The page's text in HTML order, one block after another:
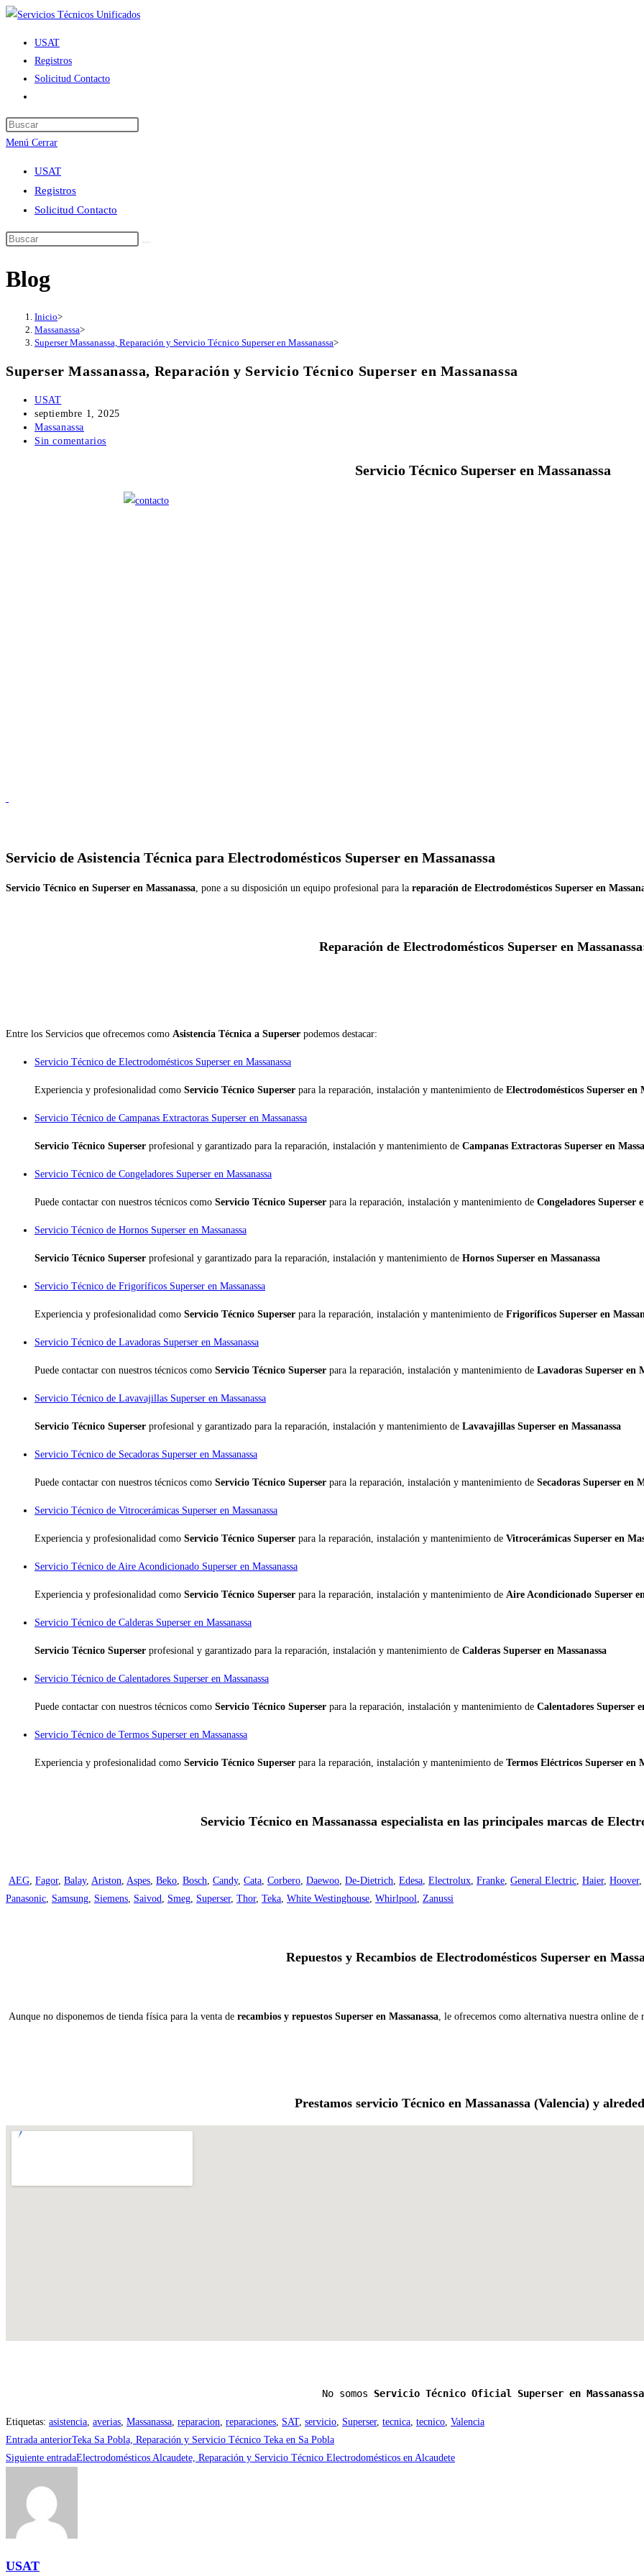
Ir
contenido
USAT
Registros
Solicitud Contacto
de
la
web
Menú Cerrar
USAT
Registros
Solicitud Contacto
Blog
Inicio>
Massanassa>
Superser Massanassa, Reparación y Servicio Técnico Superser en Massanassa>
Superser Massanassa, Reparación y Servicio Técnico Superser en Massanassa
Autor
de
la
entrada:
USAT
Publicación
de
la
septiembre 1, 2025
Categoría
de
Massanassa
Comentarios
Sin comentarios
Servicio Técnico Superser en Massanassa
Servicio de Asistencia Técnica para Electrodomésticos Superser en Massanassa
Servicio Técnico en Superser en Massanassa, pone a su disposición un equipo profesional para la reparación de Electrodomésticos Superser en
Reparación de Electrodomésticos Superser en
Entre los Servicios que ofrecemos como Asistencia Técnica a Superser podemos destacar:
Servicio Técnico de Electrodomésticos Superser en Massanassa
Experiencia y profesionalidad como Servicio Técnico Superser para la reparación, instalación y mantenimiento de Electrodomésticos Superser en
Servicio Técnico de Campanas Extractoras Superser en Massanassa
Servicio Técnico Superser profesional y garantizado para la reparación, instalación y mantenimiento de Campanas Extractoras Superser en
Servicio Técnico de Congeladores Superser en Massanassa
Puede contactar con nuestros técnicos como Servicio Técnico Superser para la reparación, instalación y mantenimiento de Congeladores Superser
Servicio Técnico de Hornos Superser en Massanassa
Servicio Técnico Superser profesional y garantizado para la reparación, instalación y mantenimiento de Hornos Superser en Massanassa
Servicio Técnico de Frigoríficos Superser en Massanassa
Experiencia y profesionalidad como Servicio Técnico Superser para la reparación, instalación y mantenimiento de Frigoríficos Superser en
Servicio Técnico de Lavadoras Superser en Massanassa
Puede contactar con nuestros técnicos como Servicio Técnico Superser para la reparación, instalación y mantenimiento de Lavadoras Superser en
Servicio Técnico de Lavavajillas Superser en Massanassa
Servicio Técnico Superser profesional y garantizado para la reparación, instalación y mantenimiento de Lavavajillas Superser en Massanassa
Servicio Técnico de Secadoras Superser en Massanassa
Puede contactar con nuestros técnicos como Servicio Técnico Superser para la reparación, instalación y mantenimiento de Secadoras Superser en
Servicio Técnico de Vitrocerámicas Superser en Massanassa
Experiencia y profesionalidad como Servicio Técnico Superser para la reparación, instalación y mantenimiento de Vitrocerámicas Superser en
Servicio Técnico de Aire Acondicionado Superser en Massanassa
Experiencia y profesionalidad como Servicio Técnico Superser para la reparación, instalación y mantenimiento de Aire Acondicionado Superser
Servicio Técnico de Calderas Superser en Massanassa
Servicio Técnico Superser profesional y garantizado para la reparación, instalación y mantenimiento de Calderas Superser en Massanassa
Servicio Técnico de Calentadores Superser en Massanassa
Puede contactar con nuestros técnicos como Servicio Técnico Superser para la reparación, instalación y mantenimiento de Calentadores Superser
Servicio Técnico de Termos Superser en Massanassa
Experiencia y profesionalidad como Servicio Técnico Superser para la reparación, instalación y mantenimiento de Termos Eléctricos Superser en
Servicio Técnico en Massanassa especialista en las principales marcas de
AEG, Fagor, Balay, Ariston, Aspes, Beko, Bosch, Candy, Cata, Corbero, Daewoo, De-Dietrich, Edesa, Electrolux, Franke, General Electric, Haier, Hoover,
Panasonic, Samsung, Siemens, Saivod, Smeg, Superser, Thor, Teka, White Westinghouse, Whirlpool, Zanussi
Repuestos y Recambios de Electrodomésticos Superser en
Aunque no disponemos de tienda física para la venta de recambios y repuestos Superser en Massanassa, le ofrecemos como alternativa nuestra online de
Prestamos servicio Técnico en Massanassa (Valencia) y
No somos Servicio Técnico Oficial Superser en Massanassa
Etiquetas: asistencia, averias, Massanassa, reparacion, reparaciones, SAT, servicio, Superser, tecnica, tecnico, Valencia
Leer
más
Entrada anteriorTeka Sa Pobla, Reparación y Servicio Técnico Teka en Sa Pobla
Siguiente entradaElectrodomésticos Alcaudete, Reparación y Servicio Técnico Electrodomésticos en Alcaudete
USAT